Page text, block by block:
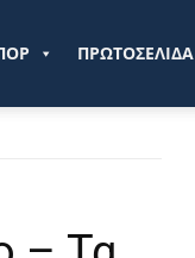
ΠΡΩΤΟΣΕΛΙΔΑ